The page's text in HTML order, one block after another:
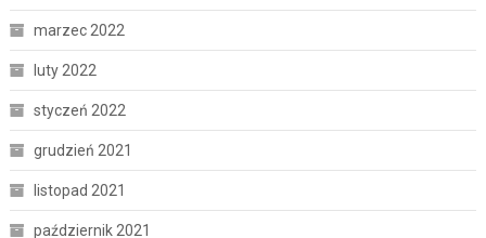
marzec 2022
luty 2022
styczeń 2022
grudzień 2021
listopad 2021
październik 2021